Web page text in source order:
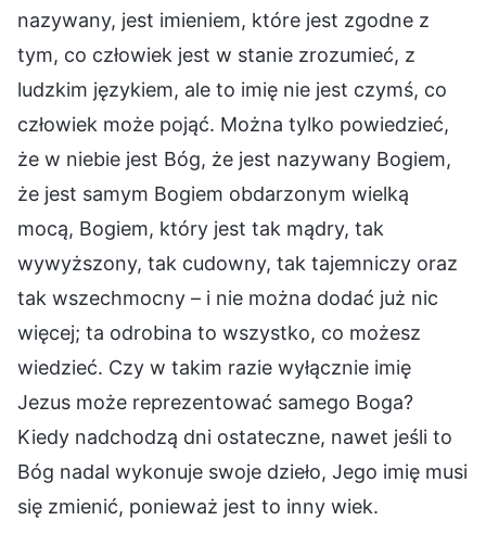
nazywany, jest imieniem, które jest zgodne z
tym, co człowiek jest w stanie zrozumieć, z
ludzkim językiem, ale to imię nie jest czymś, co
człowiek może pojąć. Można tylko powiedzieć,
że w niebie jest Bóg, że jest nazywany Bogiem,
że jest samym Bogiem obdarzonym wielką
mocą, Bogiem, który jest tak mądry, tak
wywyższony, tak cudowny, tak tajemniczy oraz
tak wszechmocny – i nie można dodać już nic
więcej; ta odrobina to wszystko, co możesz
wiedzieć. Czy w takim razie wyłącznie imię
Jezus może reprezentować samego Boga?
Kiedy nadchodzą dni ostateczne, nawet jeśli to
Bóg nadal wykonuje swoje dzieło, Jego imię musi
się zmienić, ponieważ jest to inny wiek.